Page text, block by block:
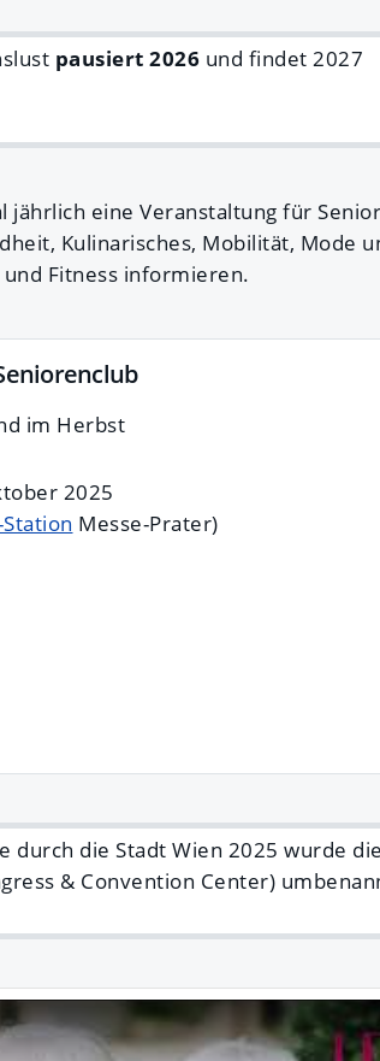
pausiert 2026 und findet 2027
eine Veranstaltung für
Kulinarisches, Mobilität, Mode
Fitness informieren.
im Herbst
2025
Messe-Prater)
durch die Stadt Wien 2025 wurde
& Convention Center)